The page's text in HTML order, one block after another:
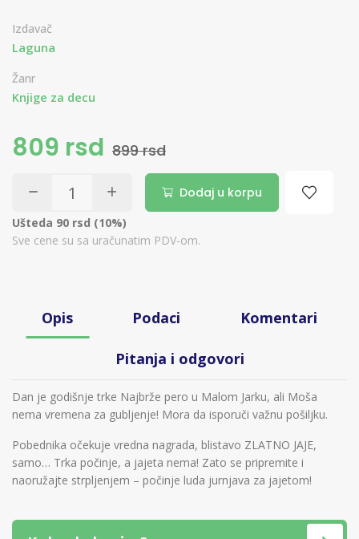
Izdavač
Laguna
Žanr
Knjige za decu
809 rsd 899 rsd
Dodaj u korpu
Ušteda 90 rsd (10%)
Sve cene su sa uračunatim PDV-om.
Opis Podaci Komentari
Pitanja i odgovori
Dan je godišnje trke Najbrže pero u Malom Jarku, ali Moša
nema vremena za gubljenje! Mora da isporuči važnu pošiljku.
Pobednika očekuje vredna nagrada, blistavo ZLATNO JAJE,
samo… Trka počinje, a jajeta nema! Zato se pripremite i
naoružajte strpljenjem – počinje luda jurnjava za jajetom!